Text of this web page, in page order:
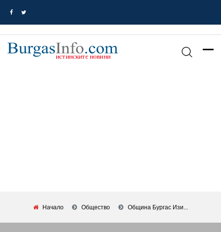
Начало Общество Община Бургас Изи...